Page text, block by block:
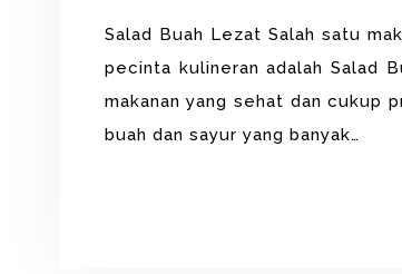
Salad Buah Lezat Salah satu
pecinta kulineran adalah Salad
makanan yang sehat dan cukup
buah dan sayur yang banyak…